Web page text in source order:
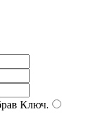
Ключ.